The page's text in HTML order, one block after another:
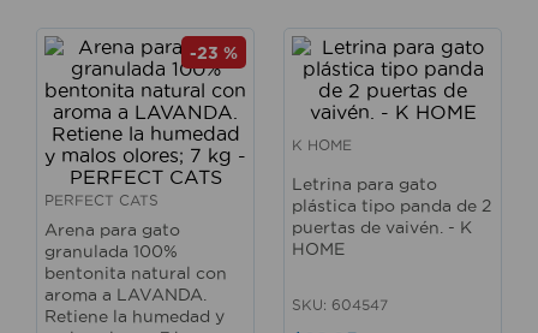
-23 %
PERFECT CATS
Arena para gato
granulada 100%
bentonita natural con
aroma a LAVANDA.
Retiene la humedad y
K HOME
Letrina para gato
plástica tipo panda de 2
puertas de vaivén. - K
HOME
SKU: 604547